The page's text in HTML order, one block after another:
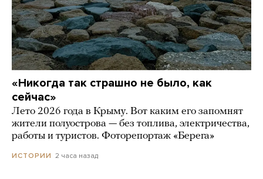
«Никогда так страшно не было, как
сейчас»
Лето 2026 года в Крыму. Вот каким его запомнят
жители полуострова — без топлива, электричества,
работы и туристов. Фоторепортаж «Берега»
ИСТОРИИ 2 часа назад